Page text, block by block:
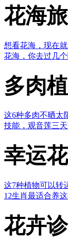
花海
想看花海，现在
花海，你去过几
多肉
这6种多肉不晒太
技能，观音莲三天
幸运花
这7种植物可以转
12生肖最适合养
花卉